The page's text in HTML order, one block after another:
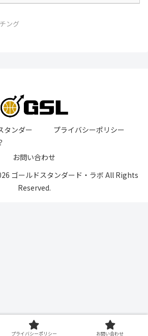
ング
タンダー
プライバシーポリシー
お問い合わせ
ゴールドスタンダード・ラボ All Rights
Reserved.
プライバシーポリシー お問い合わせ